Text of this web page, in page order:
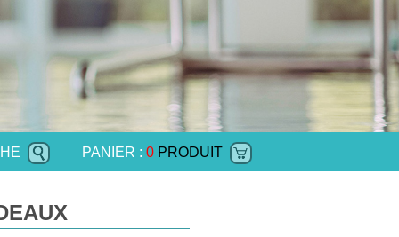
PANIER : 0 PRODUIT